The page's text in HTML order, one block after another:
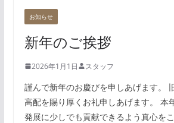
お知らせ
新年のご挨拶
2026年1月1日 スタッフ
謹んで新年のお慶びを申しあげます。
高配を賜り厚くお礼申しあげます。 本
発展に少しでも貢献できるよう真心を